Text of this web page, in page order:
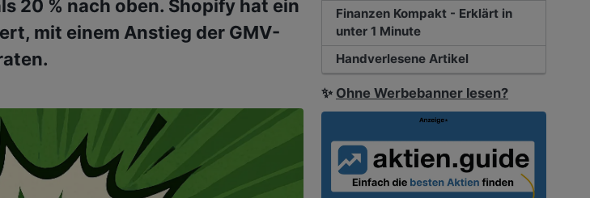
Finanzen Kompakt - Erklärt in
unter 1 Minute
Handverlesene Artikel
✨ Ohne Werbebanner lesen?
20 % nach oben. Shopify hat ein
mit einem Anstieg der GMV-